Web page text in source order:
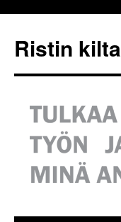
Ristin kilta